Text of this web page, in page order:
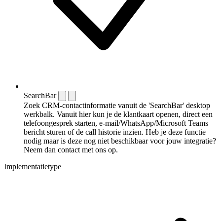
SearchBar
Zoek CRM-contactinformatie vanuit de 'SearchBar' desktop
werkbalk. Vanuit hier kun je de klantkaart openen, direct een
telefoongesprek starten, e-mail/WhatsApp/Microsoft Teams
bericht sturen of de call historie inzien. Heb je deze functie
nodig maar is deze nog niet beschikbaar voor jouw integratie?
Neem dan contact met ons op.
Implementatietype